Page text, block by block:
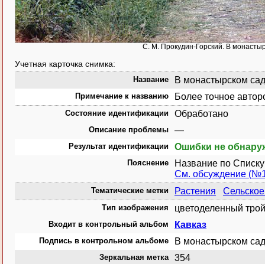
С. М. Прокудин-Горский. В
Учетная карточка снимка:
Название В монастырском
Примечание к названию Более точное
Состояние идентификации Обработано
Описание проблемы —
Результат идентификации Ошибки не
Пояснение
Название по
См. обсуждение
Тематические метки Растения
Тип изображения цветоделенный
Входит в контрольный альбом Кавказ
Подпись в контрольном альбоме В монастырском
Зеркальная метка 354